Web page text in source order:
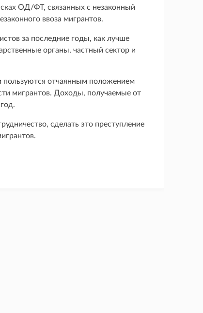
ОД/ФТ, связанных с незаконный
ввоза мигрантов.
за последние годы, как лучше
органы, частный сектор и
пользуются отчаянным положением
мигрантов. Доходы, получаемые от
сделать это преступление